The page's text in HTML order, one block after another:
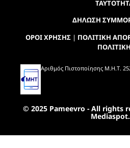
ΔΗΛΩΣΗ
ΟΡΟΙ ΧΡΗΣΗΣ| ΠΟΛΙΤΙΚΗ
ΠΟΛΙΤΙΚΗ
Αριθμός Πιστοποίησης Μ.Η.Τ.
© 2025 Pameevro - All rights